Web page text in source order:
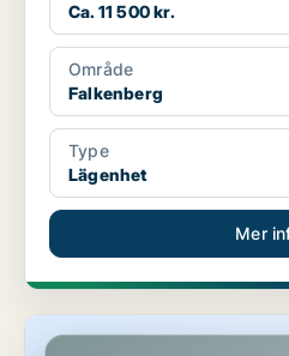
Ca. 11 500 kr.
Område
Falkenberg
Type
Lägenhet
Mer
Lägenhet i Falkenberg